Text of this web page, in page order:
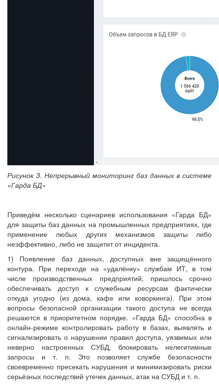
Рисунок 3. Непрерывный мониторинг баз данных в системе
«Гарда БД»
Приведём несколько сценариев использования «Гарда БД»
для защиты баз данных на промышленных предприятиях, где
применение любых других механизмов защиты либо
неэффективно, либо не защитит от инцидента.
1) Появление баз данных, доступных вне защищённого
контура. При переходе на «удалёнку» службам ИТ, в том
числе производственных предприятий, пришлось срочно
обеспечивать доступ к служебным ресурсам фактически
откуда угодно (из дома, кафе или коворкинга). При этом
вопросы безопасной организации такого доступа не всегда
решаются в приоритетном порядке. «Гарда БД» способна в
онлайн-режиме контролировать работу в базах, выявлять и
сигнализировать о нарушении правил доступа, уязвимых или
неверно настроенных СУБД, блокировать нелегитимные
запросы и т. п. Это позволяет службе безопасности
своевременно пресекать нарушения и минимизировать риски
серьёзных последствий утечек данных, атак на СУБД и т. п.